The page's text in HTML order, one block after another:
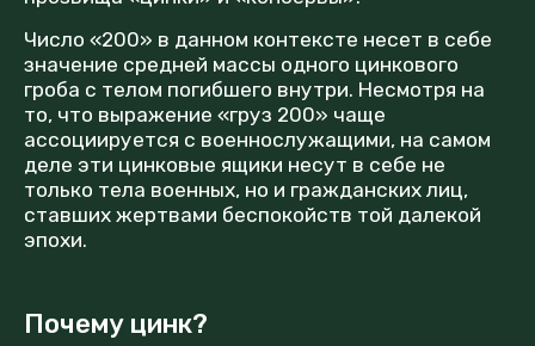
Число «200» в данном контексте несет в себе
значение средней массы одного цинкового
гроба с телом погибшего внутри. Несмотря на
то, что выражение «груз 200» чаще
ассоциируется с военнослужащими, на самом
деле эти цинковые ящики несут в себе не
только тела военных, но и гражданских лиц,
ставших жертвами беспокойств той далекой
эпохи.
Почему цинк?